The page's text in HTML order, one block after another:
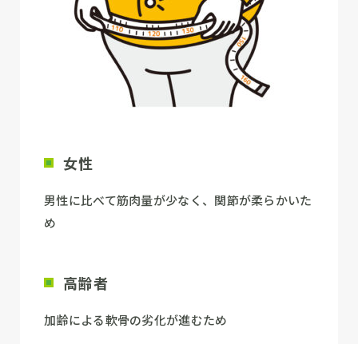
女性
男性に比べて筋肉量が少なく、関節が柔らかいた
め
高齢者
加齢による軟骨の劣化が進むため